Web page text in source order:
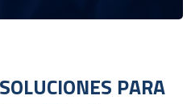
SOLUCIONES PARA